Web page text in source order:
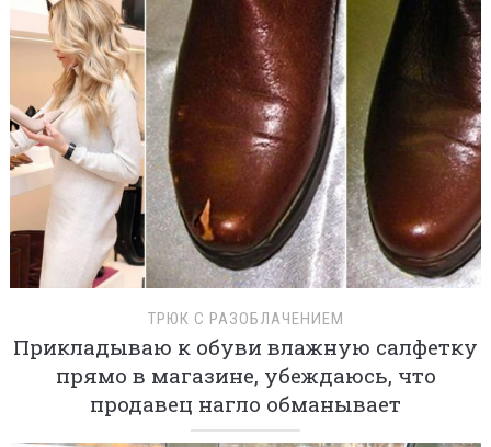
ТРЮК С РАЗОБЛАЧЕНИЕМ
Прикладываю к обуви влажную салфетку
прямо в магазине, убеждаюсь, что
продавец нагло обманывает